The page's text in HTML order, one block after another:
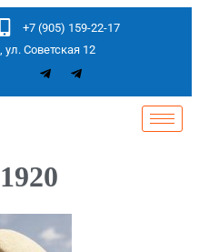
+7 (905) 159-22-17
ул. Советская 12